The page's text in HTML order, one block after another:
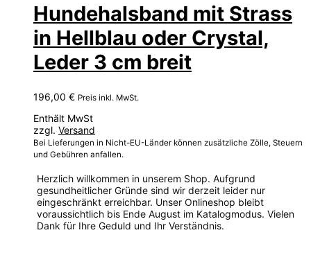
Hundehalsband mit Strass
in Hellblau oder Crystal,
Leder 3 cm breit
196,00 € Preis inkl. MwSt.
Enthält MwSt
zzgl. Versand
Bei Lieferungen in Nicht-EU-Länder können zusätzliche Zölle, Steuern
und Gebühren anfallen.
Herzlich willkommen in unserem Shop. Aufgrund
gesundheitlicher Gründe sind wir derzeit leider nur
eingeschränkt erreichbar. Unser Onlineshop bleibt
voraussichtlich bis Ende August im Katalogmodus. Vielen
Dank für Ihre Geduld und Ihr Verständnis.